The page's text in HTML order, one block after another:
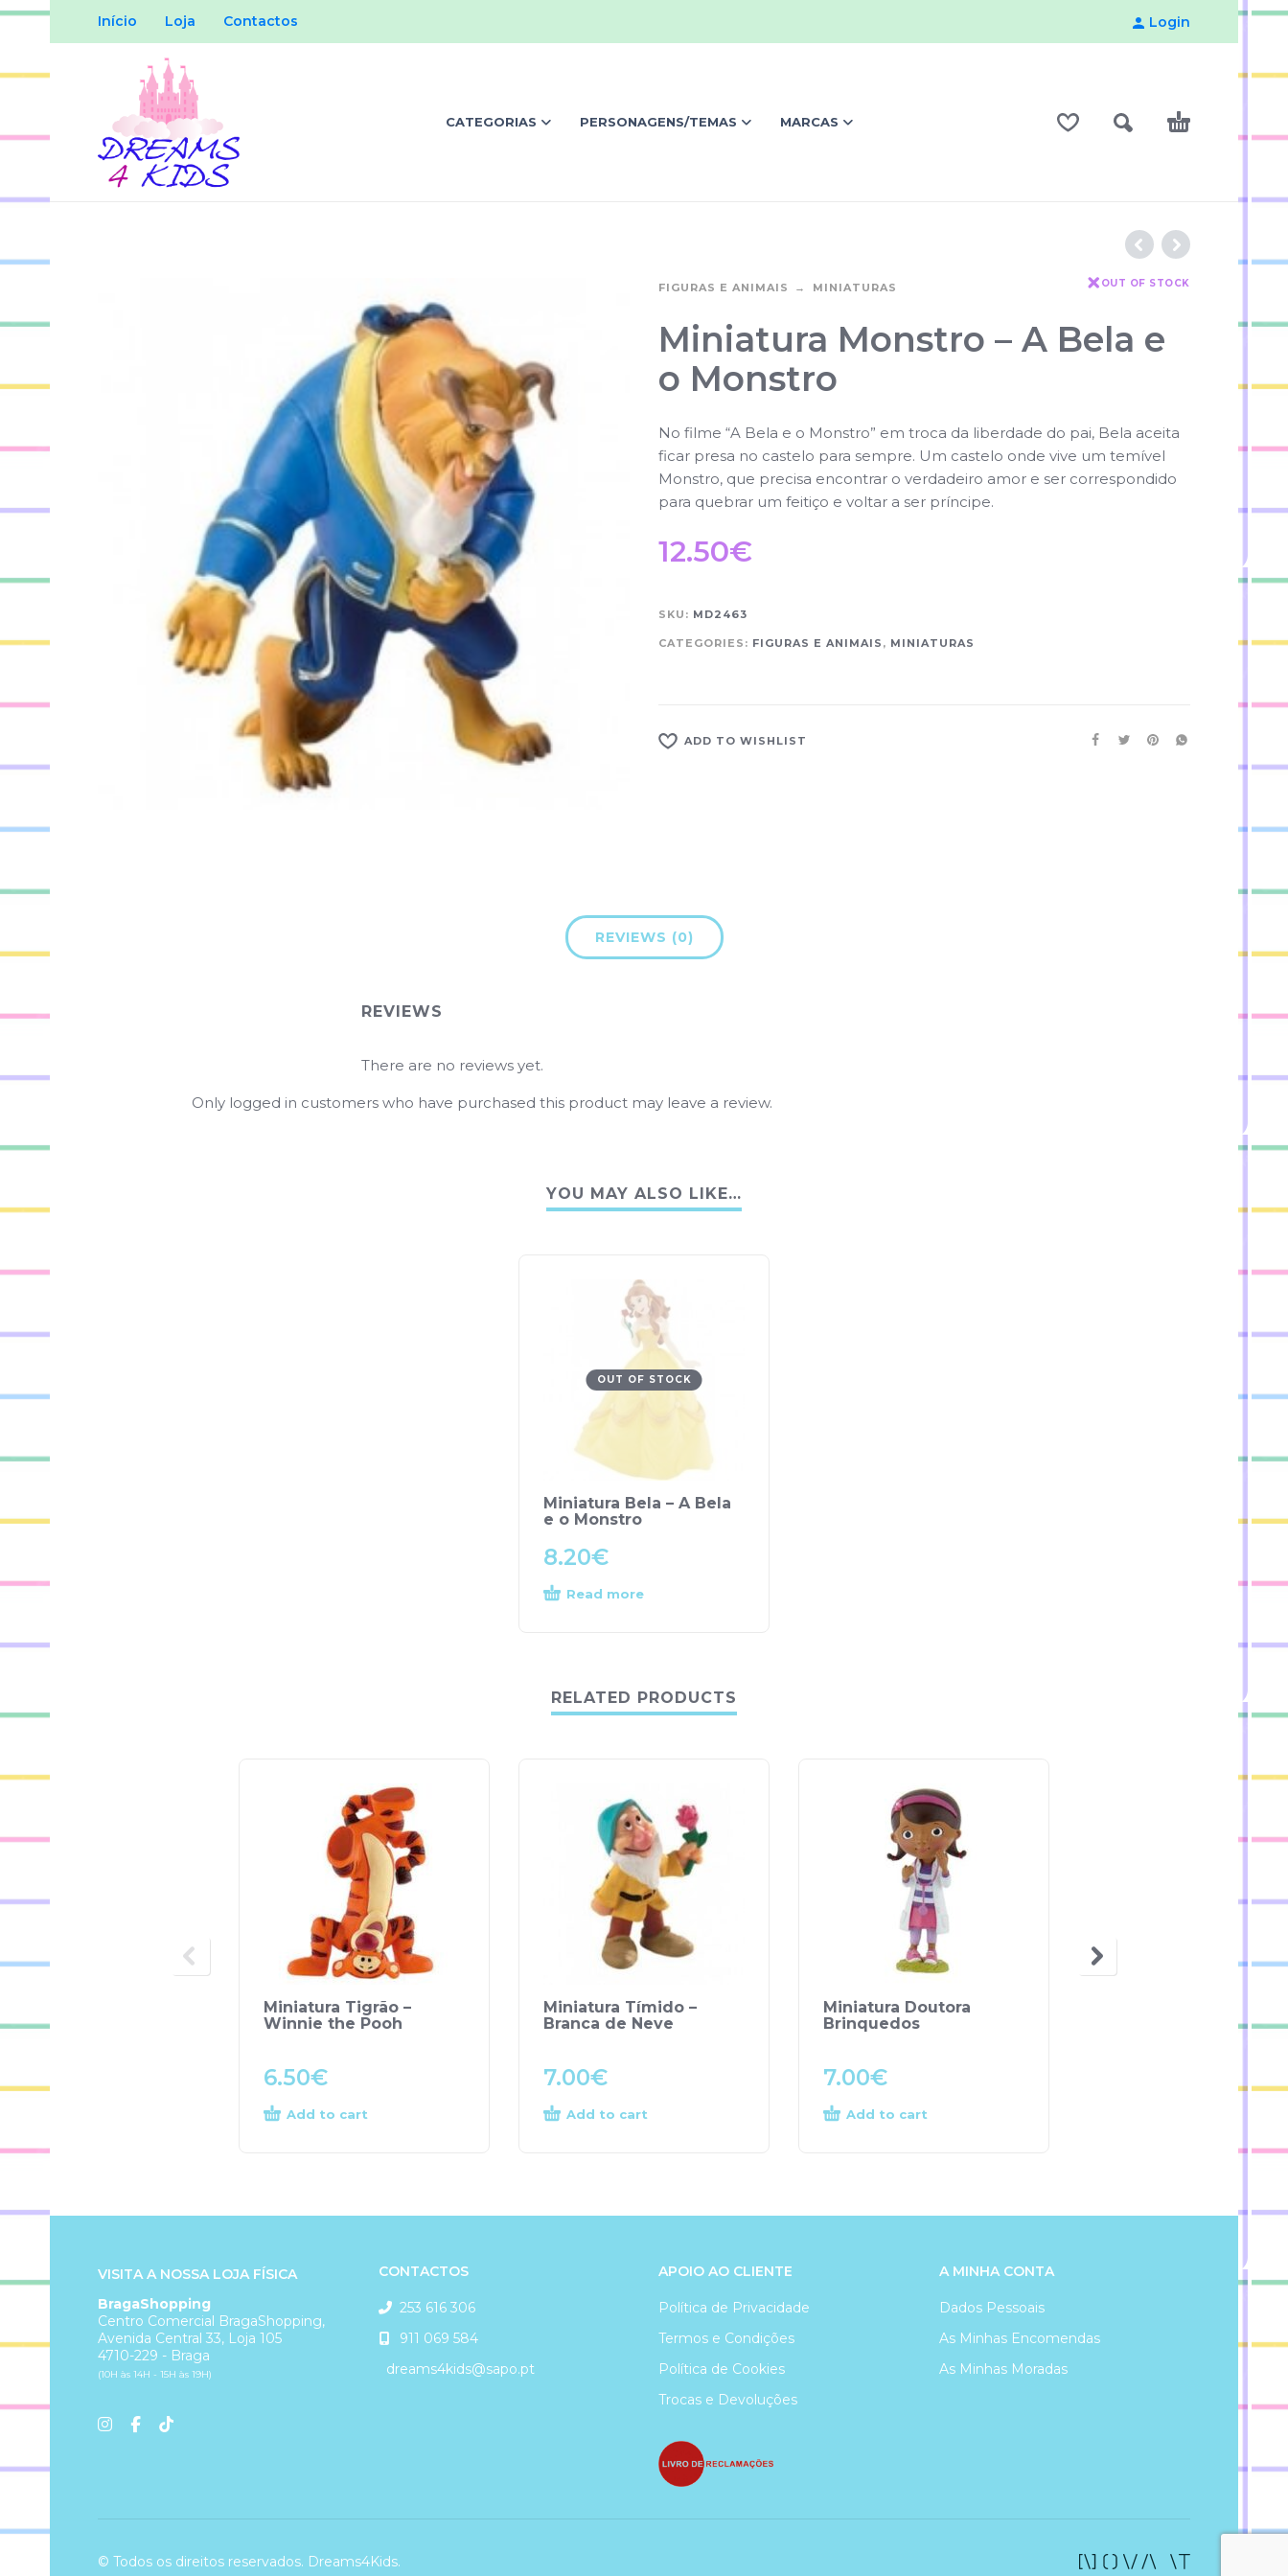
Início Loja Contactos Login
CATEGORIAS PERSONAGENS/TEMAS MARCAS
FIGURAS E ANIMAIS MINIATURAS OUT OF STOCK
Miniatura Monstro – A Bela e
o Monstro
No filme “A Bela e o Monstro” em troca da liberdade do pai, Bela aceita
ficar presa no castelo para sempre. Um castelo onde vive um temível
Monstro, que precisa encontrar o verdadeiro amor e ser correspondido
para quebrar um feitiço e voltar a ser príncipe.
12.50€
SKU: MD2463
CATEGORIES: FIGURAS E ANIMAIS , MINIATURAS
ADD TO WISHLIST
REVIEWS (0)
REVIEWS
There are no reviews yet.
Only logged in customers who have purchased this product may leave a review.
YOU MAY ALSO LIKE…
OUT OF STOCK
Miniatura Bela – A Bela
e o Monstro
8.20€
Read more
RELATED PRODUCTS
Miniatura Tigrão –
Winnie the Pooh
6.50€
Add to cart
Miniatura Tímido –
Branca de Neve
7.00€
Add to cart
Miniatura Doutora
Brinquedos
7.00€
Add to cart
Rapunzel Flores –
VISITA A NOSSA LOJA FÍSICA
BragaShopping
Centro Comercial BragaShopping,
Avenida Central 33, Loja 105
4710-229 - Braga
(10H às 14H - 15H às 19H)
CONTACTOS
253 616 306
911 069 584
dreams4kids@sapo.pt
APOIO AO CLIENTE
Política de Privacidade
Termos e Condições
Política de Cookies
Trocas e Devoluções
A MINHA CONTA
Dados Pessoais
As Minhas Encomendas
As Minhas Moradas
© Todos os direitos reservados. Dreams4Kids.